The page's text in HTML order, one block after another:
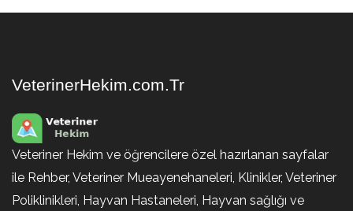
VeterinerHekim.com.Tr
Veteriner Hekim ve öğrencilere özel hazırlanan sayfalar
ile Rehber, Veteriner Mueayenehaneleri, Klinikler, Veteriner
Poliklinikleri, Hayvan Hastaneleri, Hayvan sağlığı ve